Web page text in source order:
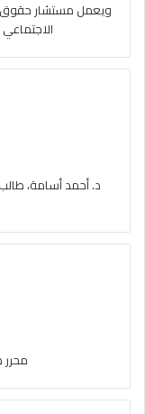
e
ويعمل مستشار حقوق
الاجتماعي
د. أحمد أسامة،
محرر